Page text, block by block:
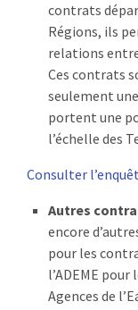
contrats
Régions, ils
relations
Ces contrats
seulement
portent une
l’échelle des
Consulter
Autres
encore
pour les
l’ADEME pour
Agences de